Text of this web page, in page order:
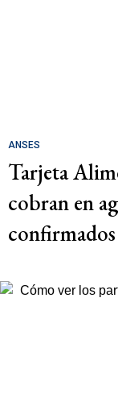
ANSES
Tarjeta
cobran en
confirmados